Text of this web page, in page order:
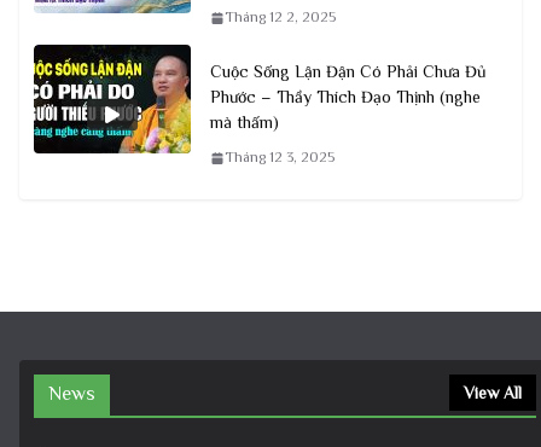
Tháng 12 2, 2025
Cuộc Sống Lận Đận Có Phải Chưa Đủ
Phước – Thầy Thích Đạo Thịnh (nghe
mà thấm)
Tháng 12 3, 2025
News View All